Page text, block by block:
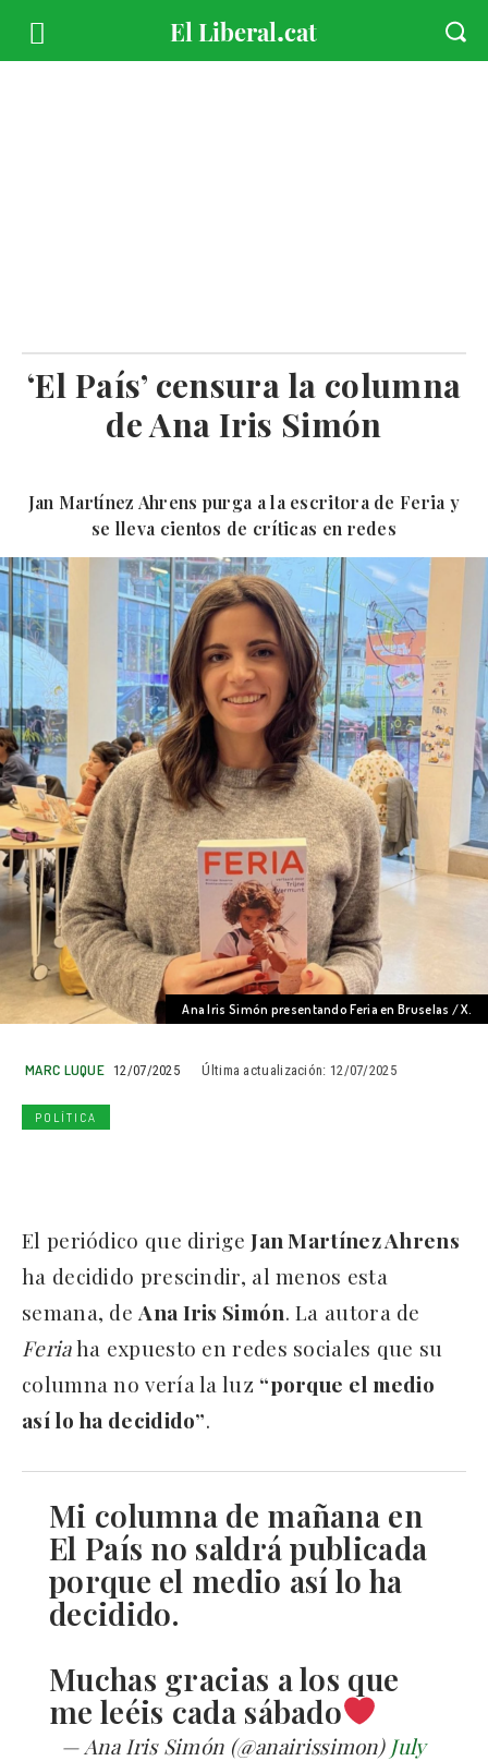
‘El País’ censura la columna
de Ana Iris Simón
Jan Martínez Ahrens purga a la escritora de Feria y
se lleva cientos de críticas en redes
Ana Iris Simón presentando Feria en Bruselas / X.
MARC LUQUE 12/07/2025 Última actualización: 12/07/2025
POLÍTICA
El periódico que dirigeJan Martínez Ahrens
ha decidido prescindir, al menos esta
semana, de Ana Iris Simón. La autora de
Feriaha expuesto en redes sociales que su
columna no vería la luz “porque el medio
así lo ha decidido”.
Mi columna de mañana en
El País no saldrá publicada
porque el medio así lo ha
decidido.
Muchas gracias a los que
me leéis cada sábado
— Ana Iris Simón (@anairissimon) July